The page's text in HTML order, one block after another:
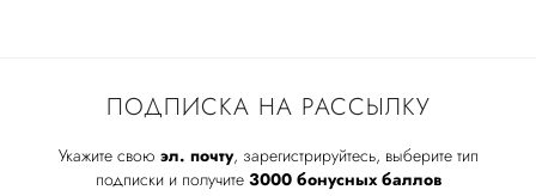
ПОДПИСКА НА РАССЫЛКУ
Укажите свою эл. почту, зарегистрируйтесь, выберите тип
подписки и получите 3000 бонусных баллов